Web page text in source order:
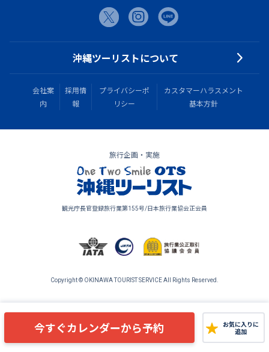
今すぐカレンダーから予約
お気に入りに
追加
沖縄ツーリストについて
会社案
内
採用情
報
プライバシーポ
リシー
カスタマーハラスメント
基本方針
旅行企画・実施
観光庁長官登録旅行業第155号/日本旅行業協会正会員
Copyright © OKINAWA TOURIST SERVICE All Rights Reserved.